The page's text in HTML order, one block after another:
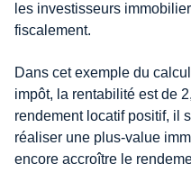
les investisseurs
fiscalement.
Dans cet exemple du
impôt, la rentabilité est de
rendement locatif positif, il
réaliser une plus-value
encore accroître le